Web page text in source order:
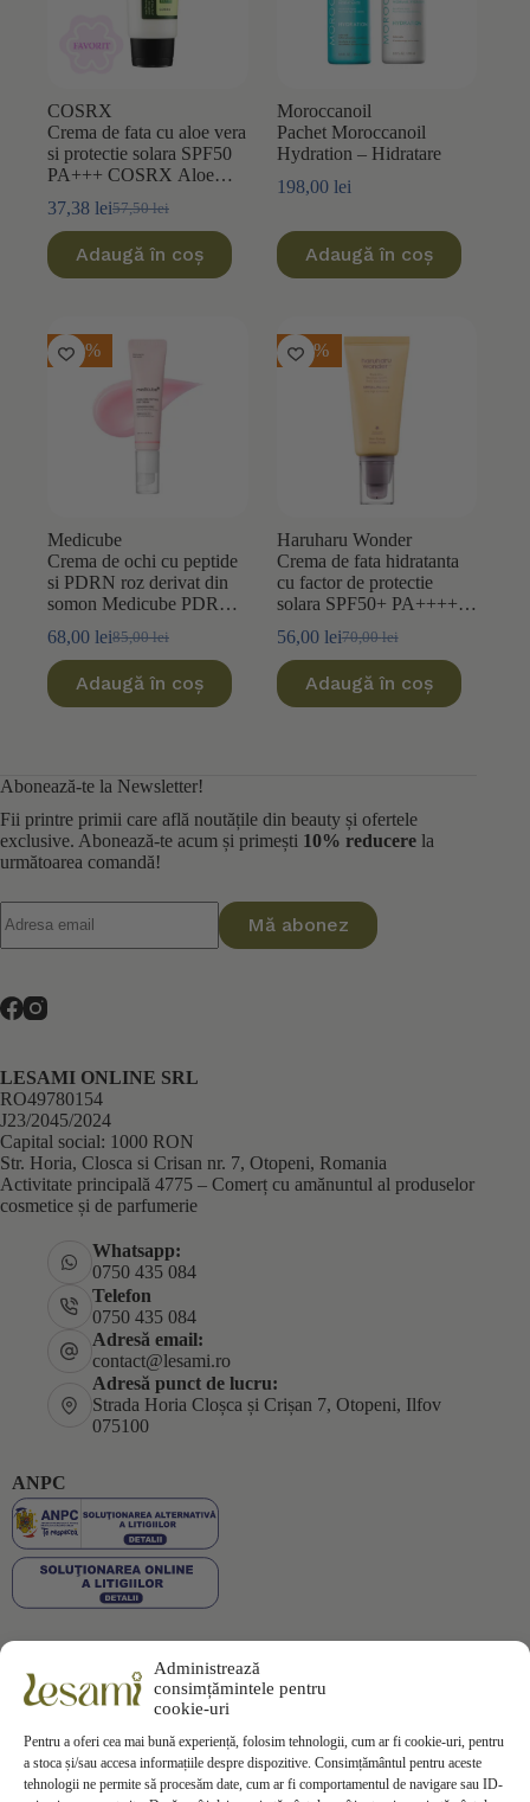
COSRX
Crema de fata cu aloe vera
si protectie solara SPF50
PA+++ COSRX Aloe
Soothing Sun Cream 50ml
57,50lei
Prețul
a
fost:
37,38 leiPrețul
este:
37,38 lei.
Adaugă în coș
Moroccanoil
Pachet Moroccanoil
Hydration – Hidratare
198,00 lei
Adaugă în coș
-20%
Medicube
Crema de ochi cu peptide
si PDRN roz derivat din
somon Medicube PDRN
30ml
85,00lei
Prețul
a
fost:
68,00 leiPrețul
este:
68,00 lei.
Adaugă în coș
-20%
Haruharu Wonder
Crema de fata hidratanta
cu factor de protectie
solara SPF50+ PA++++
Rice Moisture Airyfit
Daily 50ml
70,00lei
Prețul
a
fost:
56,00 leiPrețul
este:
56,00 lei.
Adaugă în coș
Abonează-te la Newsletter!
Fii printre primii care află noutățile din beauty și ofertele
exclusive. Abonează-te acum și primești 10% reducere la
următoarea comandă!
Mă abonez
LESAMI ONLINE SRL
RO49780154
J23/2045/2024
Capital social: 1000 RON
Str. Horia, Closca si Crisan nr. 7, Otopeni, Romania
Activitate principală 4775 – Comerț cu amănuntul al produselor
cosmetice și de parfumerie
Whatsapp:
0750 435 084
Telefon
0750 435 084
Adresă email:
contact@lesami.ro
Adresă punct de lucru:
Strada Horia Cloșca și Crișan 7, Otopeni, Ilfov
075100
ANPC
Plata securizată
Administrează
consimțămintele pentru
cookie-uri
Pentru a oferi cea mai bună experiență, folosim tehnologii, cum ar fi cookie-uri, pentru
a stoca și/sau accesa informațiile despre dispozitive. Consimțământul pentru aceste
tehnologii ne permite să procesăm date, cum ar fi comportamentul de navigare sau ID-